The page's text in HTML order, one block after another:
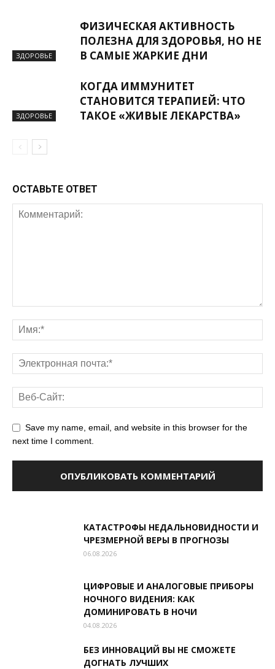
ЗДОРОВЬЕ
ФИЗИЧЕСКАЯ АКТИВНОСТЬ
ПОЛЕЗНА ДЛЯ ЗДОРОВЬЯ, НО НЕ
В САМЫЕ ЖАРКИЕ ДНИ
ЗДОРОВЬЕ
КОГДА ИММУНИТЕТ
СТАНОВИТСЯ ТЕРАПИЕЙ: ЧТО
ТАКОЕ «ЖИВЫЕ ЛЕКАРСТВА»
ОСТАВЬТЕ ОТВЕТ
Save my name, email, and website in this browser for the
next time I comment.
КАТАСТРОФЫ НЕДАЛЬНОВИДНОСТИ И
ЧРЕЗМЕРНОЙ ВЕРЫ В ПРОГНОЗЫ
06.08.2026
ЦИФРОВЫЕ И АНАЛОГОВЫЕ ПРИБОРЫ
НОЧНОГО ВИДЕНИЯ: КАК
ДОМИНИРОВАТЬ В НОЧИ
04.08.2026
БЕЗ ИННОВАЦИЙ ВЫ НЕ СМОЖЕТЕ
ДОГНАТЬ ЛУЧШИХ